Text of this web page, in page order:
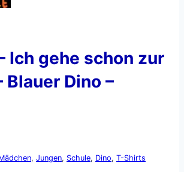
Ich gehe schon zur
Blauer Dino –
, Jungen, Schule, Dino, T-Shirts